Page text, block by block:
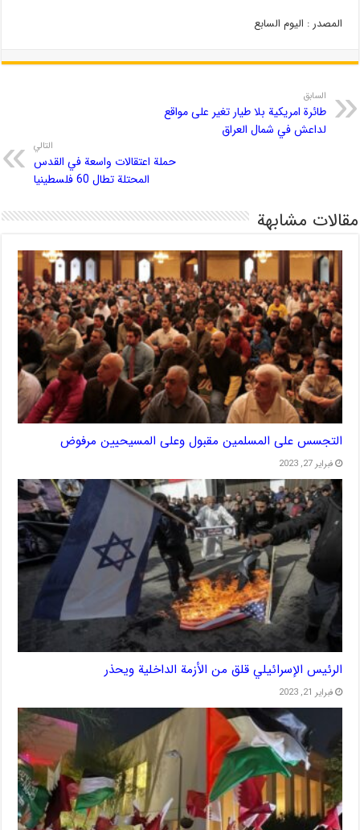
المصدر : اليوم السابع
السابق
طائرة امريكية بلا طيار تغير على مواقع
لداعش في شمال العراق
التالي
حملة اعتقالات واسعة في القدس
المحتلة تطال 60 فلسطينيا
مقالات مشابهة
التجسس على المسلمين مقبول وعلى المسيحيين مرفوض
فبراير 27, 2023
الرئيس الإسرائيلي قلق من الأزمة الداخلية ويحذر
فبراير 21, 2023